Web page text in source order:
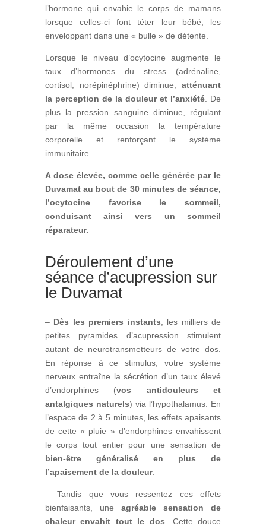
l’hormone qui envahie le corps de mamans
lorsque celles-ci font téter leur bébé, les
enveloppant dans une « bulle » de détente.
Lorsque le niveau d’ocytocine augmente le
taux d’hormones du stress (adrénaline,
cortisol, norépinéphrine) diminue,atténuant
la perception de la douleur et l’anxiété . De
plus la pression sanguine diminue, régulant
par la même occasion la température
corporelle et renforçant le système
immunitaire.
A dose élevée, comme celle générée par le
Duvamat au bout de 30 minutes de séance,
l’ocytocine favorise le sommeil,
conduisant ainsi vers un sommeil
réparateur.
Déroulement d’une
séance d’acupression sur
le Duvamat
– Dès les premiers instants , les milliers de
petites pyramides d’acupression stimulent
autant de neurotransmetteurs de votre dos.
En réponse à ce stimulus, votre système
nerveux entraîne la sécrétion d’un taux élevé
d’endorphines (vos antidouleurs et
antalgiques naturels) via l’hypothalamus. En
l’espace de 2 à 5 minutes, les effets apaisants
de cette « pluie » d’endorphines envahissent
le corps tout entier pour une sensation de
bien-être généralisé en plus de
l’apaisement de la douleur.
– Tandis que vous ressentez ces effets
bienfaisants, une agréable sensation de
chaleur envahit tout le dos . Cette douce